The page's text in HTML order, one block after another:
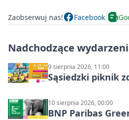
Zaobserwuj nas! Facebook
Nadchodzące
9 sierpnia 2026, 11:00
Sąsiedzki piknik
10 sierpnia 2026, 00:00
BNP Paribas